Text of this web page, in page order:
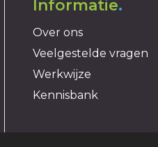
Informatie.
Over ons
Veelgestelde vragen
Werkwijze
Kennisbank